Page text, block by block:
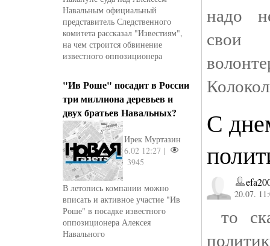
Навальным официальный
представитель Следственного
комитета рассказал "Известиям",
на чем строится обвинение
известного оппозиционера
"Ив Роше" посадит в России
три миллиона деревьев и
двух братьев Навальных?
Ирек Муртазин
6.02 12:27 |
3945
В летопись компании можно
вписать и активное участие "Ив
Роше" в посадке известного
оппозиционера Алексея
Навального
надо
свои
С
20.07.
то